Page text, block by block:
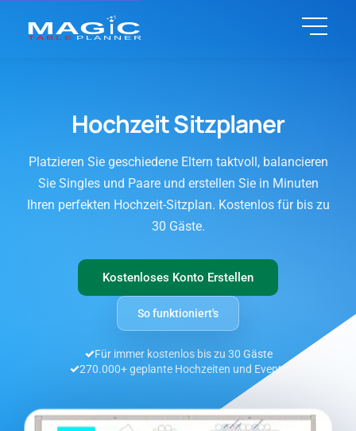
Hochzeit Sitzplaner
Platzieren Sie geschiedene Eltern taktvoll, balancieren
Sie Singles und Paare und erstellen Sie in Minuten
Ihren perfekten Hochzeit-Sitzplan. Kostenlos für bis zu
30 Gäste.
Kostenloses Konto Erstellen
So funktioniert's
Für immer kostenlos bis zu 30 Gäste
270.000+ geplante Hochzeiten und Events